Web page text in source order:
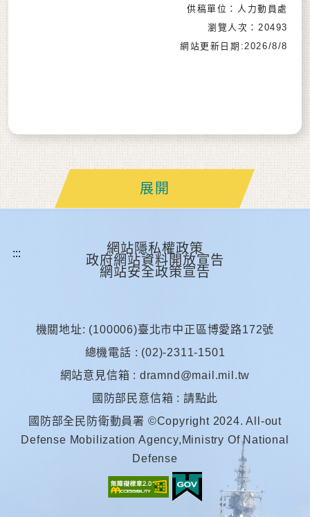
供稿單位：人力動員處
瀏覽人次：20493
網站更新日期:2026/8/8
展開
網站隱私權政策
政府網站資料開放宣告
網站安全政策宣告
機關地址: (100006)臺北市中正區博愛路172號
總機電話 : (02)-2311-1501
網站意見信箱 : dramnd@mail.mil.tw
國防部民意信箱 : 請點此
國防部全民防衛動員署 ©Copyright 2024. All-out
Defense Mobilization Agency,Ministry Of National
Defense